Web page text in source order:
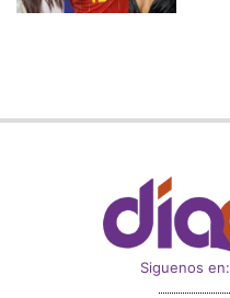
Siguenos en: